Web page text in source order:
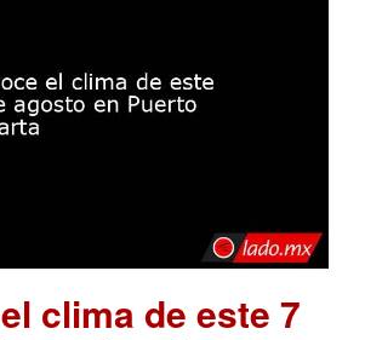
clima de este 7